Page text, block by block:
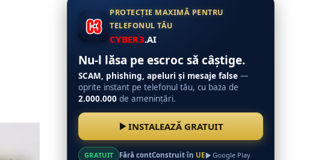
PROTECȚIE MAXIMĂ PENTRU
TELEFONUL TĂU
CYBER3.AI
Nu-l lăsa pe escroc să câștige.
SCAM, phishing, apeluri și mesaje false —
oprite instant pe telefonul tău, cu baza de
2.000.000 de amenințări.
INSTALEAZĂ GRATUIT
GRATUIT Fără contConstruit în UE Google Play